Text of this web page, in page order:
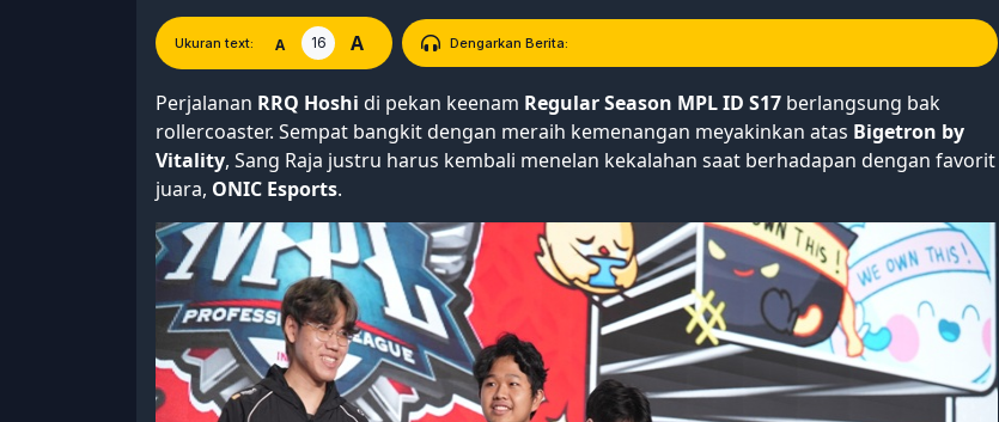
Ukuran text: A 16 A Dengarkan Berita:
Perjalanan RRQ Hoshi di pekan keenam Regular Season MPL ID S17 berlangsung bak
rollercoaster. Sempat bangkit dengan meraih kemenangan meyakinkan atas Bigetron by
Vitality, Sang Raja justru harus kembali menelan kekalahan saat berhadapan dengan favorit
juara, ONIC Esports.